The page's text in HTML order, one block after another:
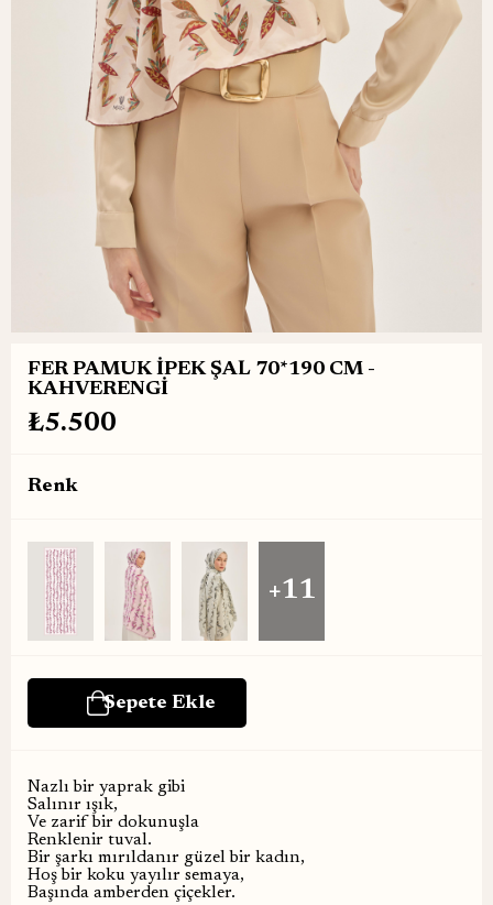
FER PAMUK İPEK ŞAL 70*190 CM -
KAHVERENGİ
₺5.500
Renk
+11
Nazlı bir yaprak gibi
Salınır ışık,
Ve zarif bir dokunuşla
Renklenir tuval.
Bir şarkı mırıldanır güzel bir kadın,
Hoş bir koku yayılır semaya,
Başında amberden çiçekler.